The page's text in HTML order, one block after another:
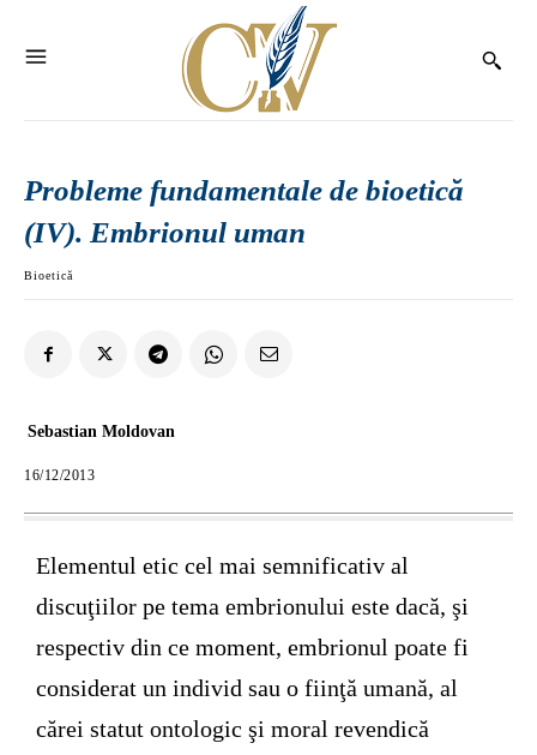
Probleme fundamentale de bioetică
(IV). Embrionul uman
Bioetică
Sebastian Moldovan
16/12/2013
Elementul etic cel mai semnificativ al
discuţiilor pe tema embrionului este dacă, şi
respectiv din ce moment, embrionul poate fi
considerat un individ sau o fiinţă umană, al
cărei statut ontologic şi moral revendică